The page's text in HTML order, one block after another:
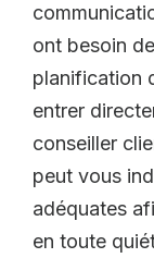
ont besoin
planification
entrer
conseiller
peut vous
adéquates
en toute